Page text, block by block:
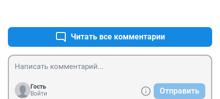
Читать все комментарии
Гость
Войти
Отправить